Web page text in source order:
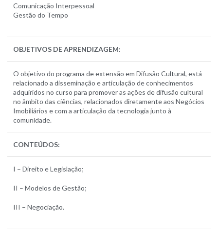
Comunicação Interpessoal
Gestão do Tempo
OBJETIVOS DE APRENDIZAGEM:
O objetivo do programa de extensão em Difusão Cultural, está
relacionado a disseminação e articulação de conhecimentos
adquiridos no curso para promover as ações de difusão cultural
no âmbito das ciências, relacionados diretamente aos Negócios
Imobiliários e com a articulação da tecnologia junto à
comunidade.
CONTEÚDOS:
I – Direito e Legislação;
II – Modelos de Gestão;
III – Negociação.